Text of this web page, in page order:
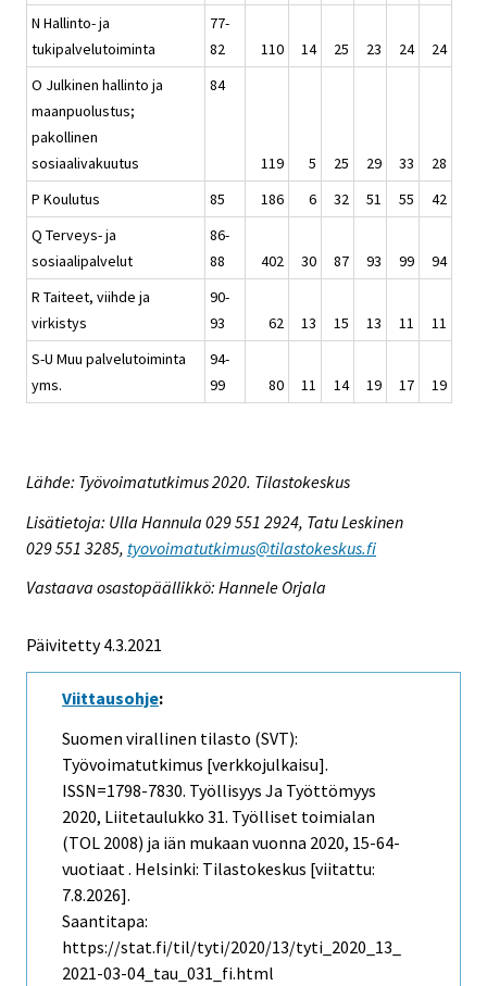
N Hallinto- ja
tukipalvelutoiminta
77-
82
110 14 25 23 24
24
O Julkinen hallinto ja
maanpuolustus;
pakollinen
sosiaalivakuutus
84
119 5 25 29 33
28
P Koulutus
85 186 6 32 51 55
42
Q Terveys- ja
sosiaalipalvelut
86-
88
402 30 87 93 99
94
R Taiteet, viihde ja
virkistys
90-
93
62 13 15 13 11
11
S-U Muu palvelutoiminta
yms.
94-
99
80 11 14 19 17 19
Lähde: Työvoimatutkimus 2020. Tilastokeskus
Lisätietoja: Ulla Hannula 029 551 2924, Tatu Leskinen
029 551 3285, tyovoimatutkimus@tilastokeskus.fi
Vastaava osastopäällikkö: Hannele Orjala
Päivitetty 4.3.2021
Viittausohje:
Suomen virallinen tilasto (SVT):
Työvoimatutkimus [verkkojulkaisu].
ISSN=1798-7830. Työllisyys Ja Työttömyys
2020, Liitetaulukko 31. Työlliset toimialan
(TOL 2008) ja iän mukaan vuonna 2020, 15-64-
vuotiaat . Helsinki: Tilastokeskus [viitattu:
7.8.2026].
Saantitapa:
https://stat.fi/til/tyti/2020/13/tyti_2020_13_
2021-03-04_tau_031_fi.html